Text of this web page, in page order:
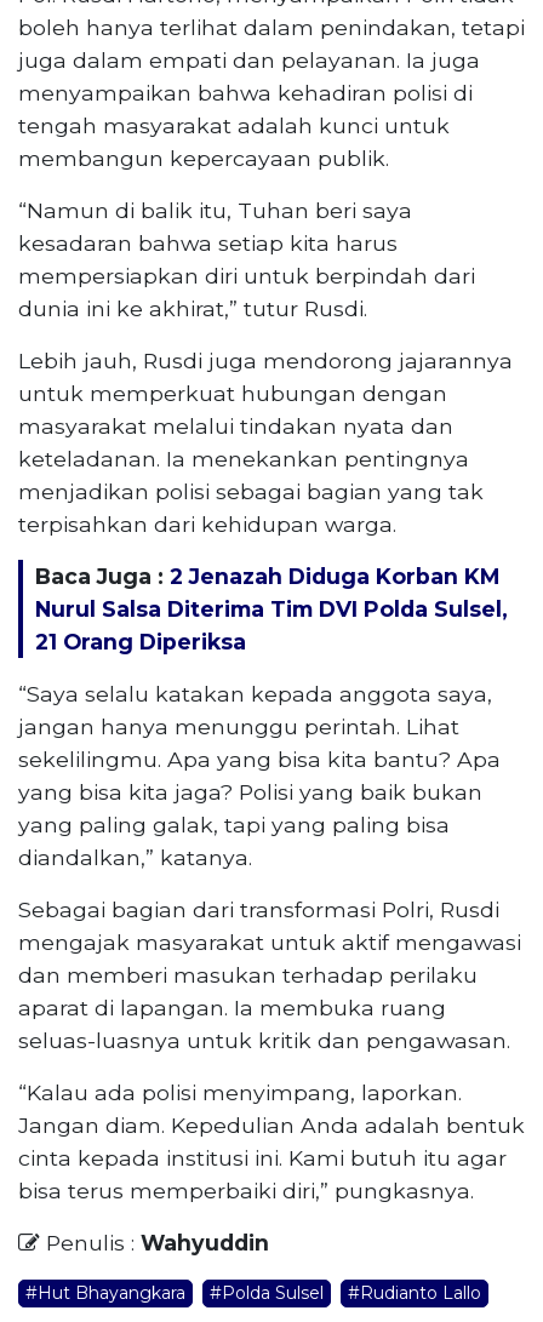
boleh hanya terlihat dalam penindakan, tetapi
juga dalam empati dan pelayanan. Ia juga
menyampaikan bahwa kehadiran polisi di
tengah masyarakat adalah kunci untuk
membangun kepercayaan publik.
“Namun di balik itu, Tuhan beri saya
kesadaran bahwa setiap kita harus
mempersiapkan diri untuk berpindah dari
dunia ini ke akhirat,” tutur Rusdi.
Lebih jauh, Rusdi juga mendorong jajarannya
untuk memperkuat hubungan dengan
masyarakat melalui tindakan nyata dan
keteladanan. Ia menekankan pentingnya
menjadikan polisi sebagai bagian yang tak
terpisahkan dari kehidupan warga.
Baca Juga : 2 Jenazah Diduga Korban KM
Nurul Salsa Diterima Tim DVI Polda Sulsel,
21 Orang Diperiksa
“Saya selalu katakan kepada anggota saya,
jangan hanya menunggu perintah. Lihat
sekelilingmu. Apa yang bisa kita bantu? Apa
yang bisa kita jaga? Polisi yang baik bukan
yang paling galak, tapi yang paling bisa
diandalkan,” katanya.
Sebagai bagian dari transformasi Polri, Rusdi
mengajak masyarakat untuk aktif mengawasi
dan memberi masukan terhadap perilaku
aparat di lapangan. Ia membuka ruang
seluas-luasnya untuk kritik dan pengawasan.
“Kalau ada polisi menyimpang, laporkan.
Jangan diam. Kepedulian Anda adalah bentuk
cinta kepada institusi ini. Kami butuh itu agar
bisa terus memperbaiki diri,” pungkasnya.
Penulis : Wahyuddin
#Hut Bhayangkara #Polda Sulsel #Rudianto Lallo